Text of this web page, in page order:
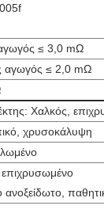
≤ 3,0 mΩ
αγωγός ≤ 2,0 mΩ
Χαλκός,
χρυσοκάλυψη
ανοξείδωτο,